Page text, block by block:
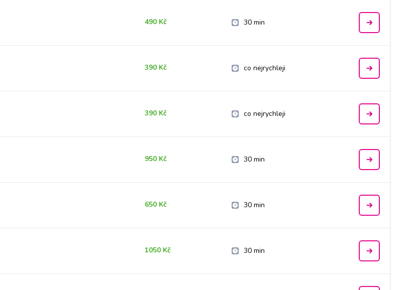
490 Kč 30 min
390 Kč co nejrychleji
390 Kč co nejrychleji
950 Kč 30 min
650 Kč 30 min
1050 Kč 30 min